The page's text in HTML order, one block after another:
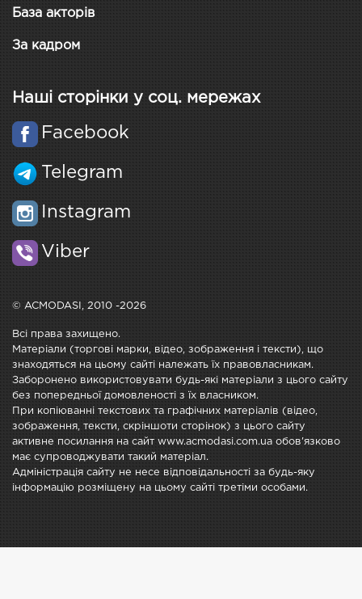
База акторів
За кадром
Наші сторінки у соц. мережах
Facebook
Telegram
Instagram
Viber
© ACMODASI, 2010 -2026
Всі права захищено.
Матеріали (торгові марки, відео, зображення і тексти), що
знаходяться на цьому сайті належать їх правовласникам.
Заборонено використовувати будь-які матеріали з цього сайту
без попередньої домовленості з їх власником.
При копіюванні текстових та графічних матеріалів (відео,
зображення, тексти, скріншоти сторінок) з цього сайту
активне посилання на сайт www.acmodasi.com.ua обов'язково
має супроводжувати такий матеріал.
Адміністрація сайту не несе відповідальності за будь-яку
інформацію розміщену на цьому сайті третіми особами.